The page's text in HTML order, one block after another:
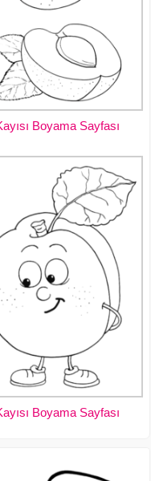
Boyama Sayfası
Boyama Sayfası